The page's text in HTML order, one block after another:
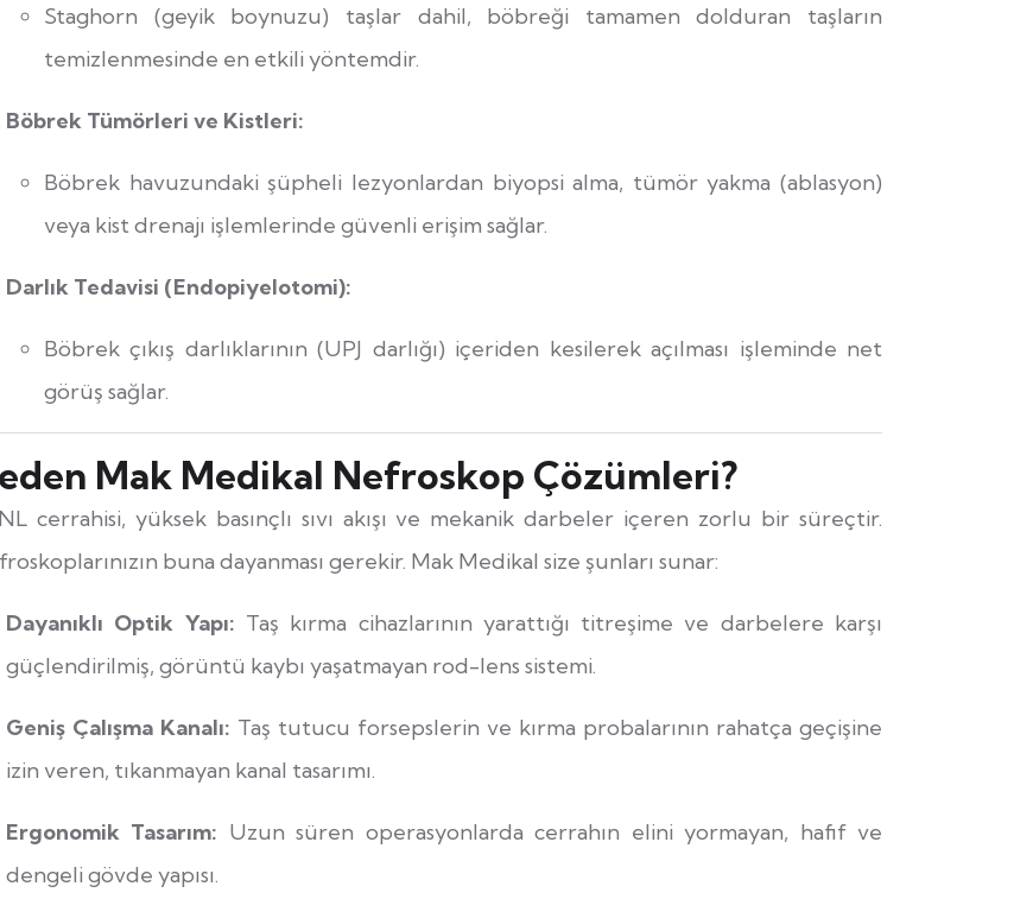
Staghorn (geyik boynuzu) taşlar dahil, böbreği tamamen dolduran taşların
temizlenmesinde en etkili yöntemdir.
Böbrek Tümörleri ve Kistleri:
Böbrek havuzundaki şüpheli lezyonlardan biyopsi alma, tümör yakma (ablasyon)
veya kist drenajı işlemlerinde güvenli erişim sağlar.
Darlık Tedavisi (Endopiyelotomi):
Böbrek çıkış darlıklarının (UPJ darlığı) içeriden kesilerek açılması işleminde net
görüş sağlar.
Mak Medikal Nefroskop Çözümleri?
cerrahisi, yüksek basınçlı sıvı akışı ve mekanik darbeler içeren zorlu bir süreçtir.
buna dayanması gerekir. Mak Medikal size şunları sunar:
Dayanıklı Optik Yapı: Taş kırma cihazlarının yarattığı titreşime ve darbelere karşı
güçlendirilmiş, görüntü kaybı yaşatmayan rod-lens sistemi.
Geniş Çalışma Kanalı: Taş tutucu forsepslerin ve kırma probalarının rahatça geçişine
izin veren, tıkanmayan kanal tasarımı.
Ergonomik Tasarım: Uzun süren operasyonlarda cerrahın elini yormayan, hafif ve
dengeli gövde yapısı.